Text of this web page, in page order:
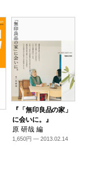
『「無印良品の家」
に会いに。』
原 研哉 編
1,650円 — 2013.02.14